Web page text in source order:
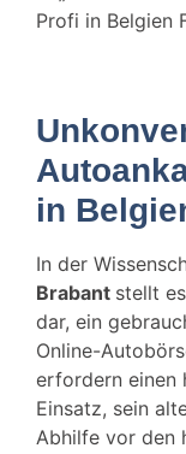
Profi in Belgien
Belgien
Kostenloser
in
In der
Brabant stellt
dar, ein
Online-
erfordern einen
Einsatz, sein
Abhilfe vor den